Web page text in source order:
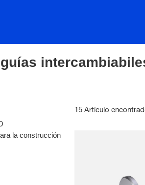
la construcción
15 Artículo